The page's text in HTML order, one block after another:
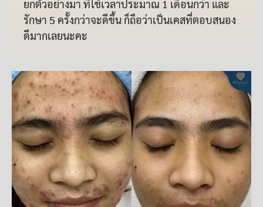
ยกตัวอย่างมา ที่ใช้เวลาประมาณ 1 เดือนกว่า และ
รักษา 5 ครั้งกว่าจะดีขึ้น ก็ถือว่าเป็นเคสที่ตอบสนอง
ดีมากเลยนะคะ